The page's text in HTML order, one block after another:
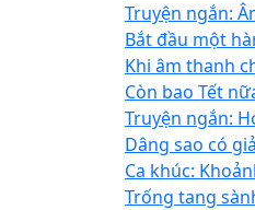
Truyện ngắn:
Bắt đầu một
Khi âm thanh
Còn bao Tết
Truyện ngắn:
Dâng sao có
Ca khúc:
Trống tang